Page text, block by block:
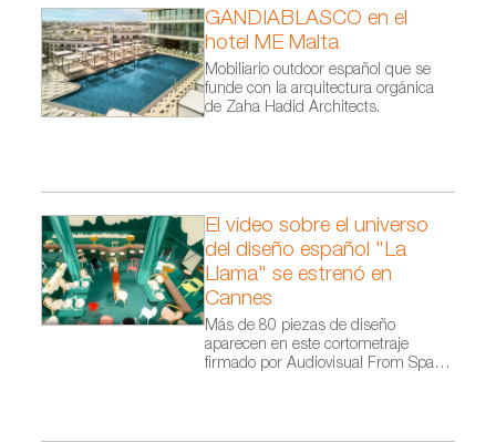
GANDIABLASCO en el
hotel ME Malta
Mobiliario outdoor español que se
funde con la arquitectura orgánica
de Zaha Hadid Architects.
El vídeo sobre el universo
del diseño español "La
Llama" se estrenó en
Cannes
Más de 80 piezas de diseño
aparecen en este cortometraje
firmado por Audiovisual From Spain